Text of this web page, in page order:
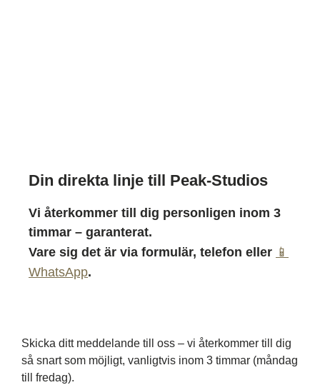
Din direkta linje till Peak-Studios
Vi återkommer till dig personligen inom 3
timmar – garanterat.
Vare sig det är via formulär, telefon eller 📱
WhatsApp.
Skicka ditt meddelande till oss – vi återkommer till dig
så snart som möjligt, vanligtvis inom 3 timmar (måndag
till fredag).